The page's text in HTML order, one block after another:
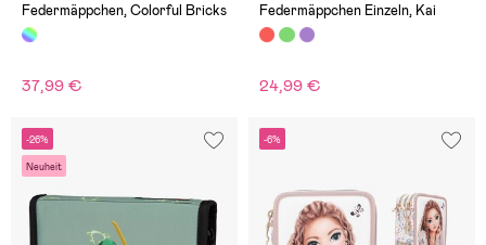
Federmäppchen, Colorful Bricks
37,99 €
Federmäppchen Einzeln, Kai
24,99 €
-26%
Neuheit
-6%